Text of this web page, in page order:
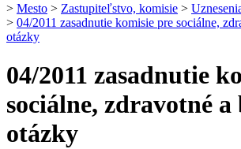
> Mesto > Zastupiteľstvo, komisie >
> 04/2011 zasadnutie komisie pre sociálne,
otázky
04/2011 zasadnutie
sociálne, zdravotné a
otázky